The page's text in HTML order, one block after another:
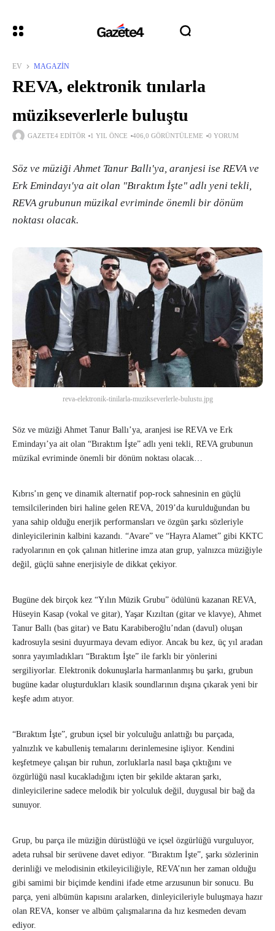
EV MAGAZIN
REVA, elektronik tınılarla
müzikseverlerle buluştu
GAZETE4 EDITÖR 1 YIL ÖNCE 406,0 GÖRÜNTÜLEME 0 YORUM
Söz ve müziği Ahmet Tanur Ballı'ya, aranjesi ise REVA ve
Erk Emindayı'ya ait olan "Bıraktım İşte" adlı yeni tekli,
REVA grubunun müzikal evriminde önemli bir dönüm
noktası olacak.
reva-elektronik-tinilarla-muzikseverlerle-bulustu.jpg
Söz ve müziği Ahmet Tanur Ballı’ya, aranjesi ise REVA ve Erk
Emindayı’ya ait olan “Bıraktım İşte” adlı yeni tekli, REVA grubunun
müzikal evriminde önemli bir dönüm noktası olacak…
Kıbrıs’ın genç ve dinamik alternatif pop-rock sahnesinin en güçlü
temsilcilerinden biri haline gelen REVA, 2019’da kurulduğundan bu
yana sahip olduğu enerjik performansları ve özgün şarkı sözleriyle
dinleyicilerinin kalbini kazandı. “Avare” ve “Hayra Alamet” gibi KKTC
radyolarının en çok çalınan hitlerine imza atan grup, yalnızca müziğiyle
değil, güçlü sahne enerjisiyle de dikkat çekiyor.
Bugüne dek birçok kez “Yılın Müzik Grubu” ödülünü kazanan REVA,
Hüseyin Kasap (vokal ve gitar), Yaşar Kızıltan (gitar ve klavye), Ahmet
Tanur Ballı (bas gitar) ve Batu Karabiberoğlu’ndan (davul) oluşan
kadrosuyla sesini duyurmaya devam ediyor. Ancak bu kez, üç yıl aradan
sonra yayımladıkları “Bıraktım İşte” ile farklı bir yönlerini
sergiliyorlar. Elektronik dokunuşlarla harmanlanmış bu şarkı, grubun
bugüne kadar oluşturdukları klasik soundlarının dışına çıkarak yeni bir
keşfe adım atıyor.
“Bıraktım İşte”, grubun içsel bir yolculuğu anlattığı bu parçada,
yalnızlık ve kabulleniş temalarını derinlemesine işliyor. Kendini
keşfetmeye çalışan bir ruhun, zorluklarla nasıl başa çıktığını ve
özgürlüğü nasıl kucakladığını içten bir şekilde aktaran şarkı,
dinleyicilerine sadece melodik bir yolculuk değil, duygusal bir bağ da
sunuyor.
Grup, bu parça ile müziğin dürüstlüğü ve içsel özgürlüğü vurguluyor,
adeta ruhsal bir serüvene davet ediyor. “Bıraktım İşte”, şarkı sözlerinin
derinliği ve melodisinin etkileyiciliğiyle, REVA’nın her zaman olduğu
gibi samimi bir biçimde kendini ifade etme arzusunun bir sonucu. Bu
parça, yeni albümün kapısını aralarken, dinleyicileriyle buluşmaya hazır
olan REVA, konser ve albüm çalışmalarına da hız kesmeden devam
ediyor.